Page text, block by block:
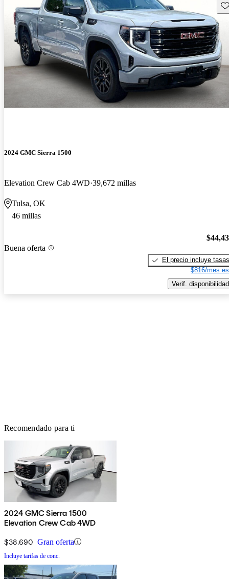
2024 GMC Sierra 1500
Elevation Crew Cab 4WD 39,672 millas
Tulsa, OK
46 millas
Buena oferta
El precio incluye tasas
$816/mes
Verif. disponibilidad
Recomendado para ti
2024 GMC Sierra 1500
Elevation Crew Cab 4WD
$38,690 Gran oferta
Incluye tarifas de conc.